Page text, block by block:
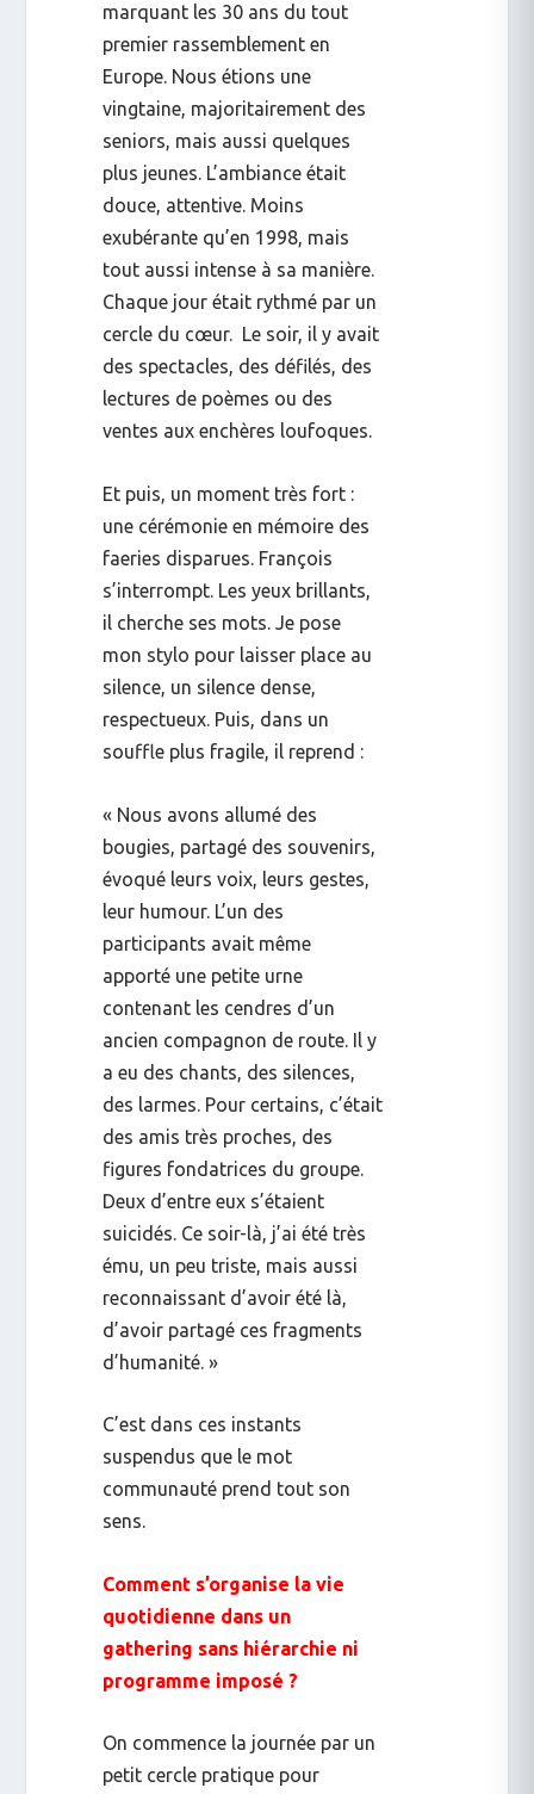
marquant les 30 ans du tout
premier rassemblement en
Europe. Nous étions une
vingtaine, majoritairement des
seniors, mais aussi quelques
plus jeunes. L’ambiance était
douce, attentive. Moins
exubérante qu’en 1998, mais
tout aussi intense à sa manière.
Chaque jour était rythmé par un
cercle du cœur. Le soir, il y avait
des spectacles, des défilés, des
lectures de poèmes ou des
ventes aux enchères loufoques.
Et puis, un moment très fort :
une cérémonie en mémoire des
faeries disparues. François
s’interrompt. Les yeux brillants,
il cherche ses mots. Je pose
mon stylo pour laisser place au
silence, un silence dense,
respectueux. Puis, dans un
souffle plus fragile, il reprend :
« Nous avons allumé des
bougies, partagé des souvenirs,
évoqué leurs voix, leurs gestes,
leur humour. L’un des
participants avait même
apporté une petite urne
contenant les cendres d’un
ancien compagnon de route. Il y
a eu des chants, des silences,
des larmes. Pour certains, c’était
des amis très proches, des
figures fondatrices du groupe.
Deux d’entre eux s’étaient
suicidés. Ce soir-là, j’ai été très
ému, un peu triste, mais aussi
reconnaissant d’avoir été là,
d’avoir partagé ces fragments
d’humanité. »
C’est dans ces instants
suspendus que le mot
communautéprend tout son
sens.
Comment s’organise la vie
quotidienne dans un
gathering sans hiérarchie ni
programme imposé ?
On commence la journée par un
petit cercle pratique pour